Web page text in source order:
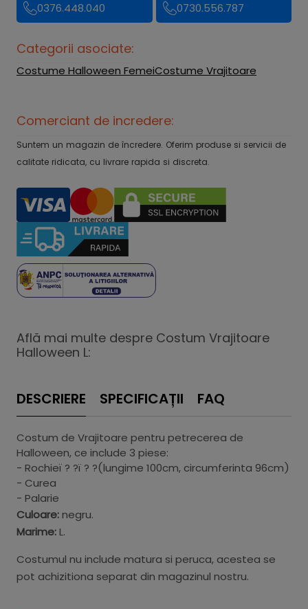
0376.448.040 0730.556.787
Categorii asociate:
Costume Halloween FemeiCostume Vrajitoare
Comerciant de incredere:
Suntem un magazin de încredere. Oferim produse si servicii de
calitate ridicata, cu livrare rapida si discreta.
Află mai multe despre Costum Vrajitoare
Halloween L:
DESCRIERE SPECIFICAȚII FAQ
Costum de Vrajitoare pentru petrecerea de
Halloween, ce include 3 piese:
- Rochieï ? ?ï ? ?(lungime 100cm, circumferinta 96cm)
- Curea
- Palarie
Culoare:negru.
Marime:L.
Costumul nu include matura si peruca, acestea se
pot achizitiona separat din magazinul nostru.